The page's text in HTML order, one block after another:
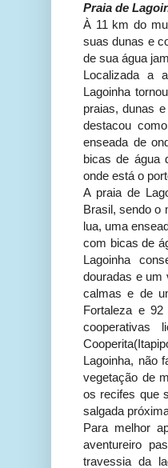
Praia de
À 11 km do
suas dunas e
de sua água
Localizada a
Lagoinha
praias, dunas
destacou
enseada de
bicas de água
onde está o
A praia de
Brasil, sendo o
lua, uma
com bicas de
Lagoinha
douradas e um
calmas e de
Fortaleza e
cooperativas
Lagoinha, não
vegetação de
os recifes que
salgada
Para melhor
aventureiro
travessia da